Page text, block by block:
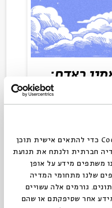
אנחנו משתמשים בקובצי Cookie כדי להתאים אישית תוכן
חברתית ולנתח את תנועת
משתפים מידע על אופן
שלנו מתחומי המדיה
גורמים אלה עשויים
אחר שסיפקתם או שהם
באדם:
של אברהם